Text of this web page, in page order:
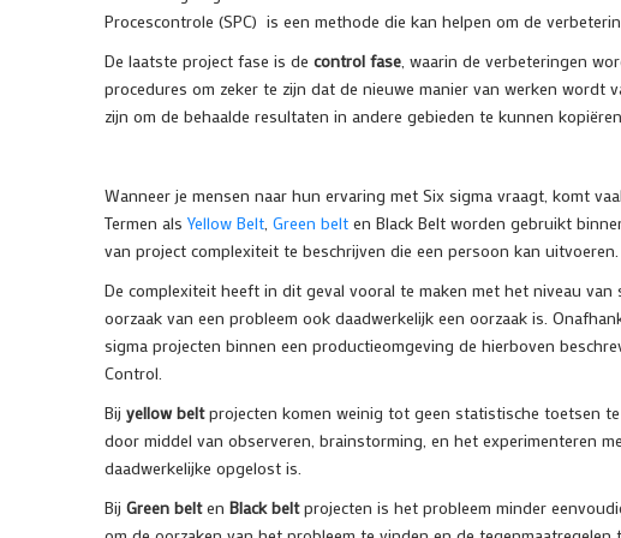
Procescontrole (SPC) is een methode die kan helpen om de
De laatste project fase is de control fase , waarin de verbeteringen
procedures om zeker te zijn dat de nieuwe manier van werken wordt
zijn om de behaalde resultaten in andere gebieden te kunnen kopiëren.
Wanneer je mensen naar hun ervaring met Six sigma vraagt, komt
Termen als Yellow Belt Green belt en Black Belt worden gebruikt
van project complexiteit te beschrijven die een persoon kan uitvoeren.
De complexiteit heeft in dit geval vooral te maken met het niveau
oorzaak van een probleem ook daadwerkelijk een oorzaak is.
sigma projecten binnen een productieomgeving de hierboven
Control.
Bij yellow beltprojecten komen weinig tot geen statistische toetsen
door middel van observeren, brainstorming, en het experimenteren
daadwerkelijke opgelost is.
Bij Green belten Black beltprojecten is het probleem minder